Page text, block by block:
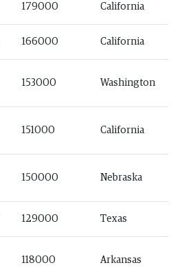
179000 California
166000 California
153000 Washington
151000 California
150000 Nebraska
129000 Texas
118000 Arkansas